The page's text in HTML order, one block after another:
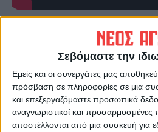
Σεβόμαστε την
Εμείς και οι συνεργάτες μας
πρόσβαση σε πληροφορίες σε μια
και επεξεργαζόμαστε προσωπικά
αναγνωριστικοί και
αποστέλλονται από μια συσκευή για
Ακολούθησε την
ΑΓΩΝ στο
Όλες οι εξελίξεις
Καρδίτσας και